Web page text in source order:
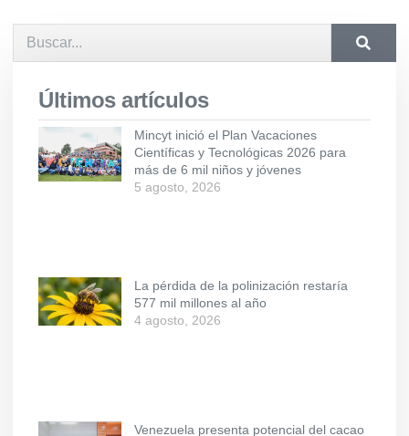
Últimos artículos
Mincyt inició el Plan Vacaciones
Científicas y Tecnológicas 2026 para
más de 6 mil niños y jóvenes
5 agosto, 2026
La pérdida de la polinización restaría
577 mil millones al año
4 agosto, 2026
Venezuela presenta potencial del cacao